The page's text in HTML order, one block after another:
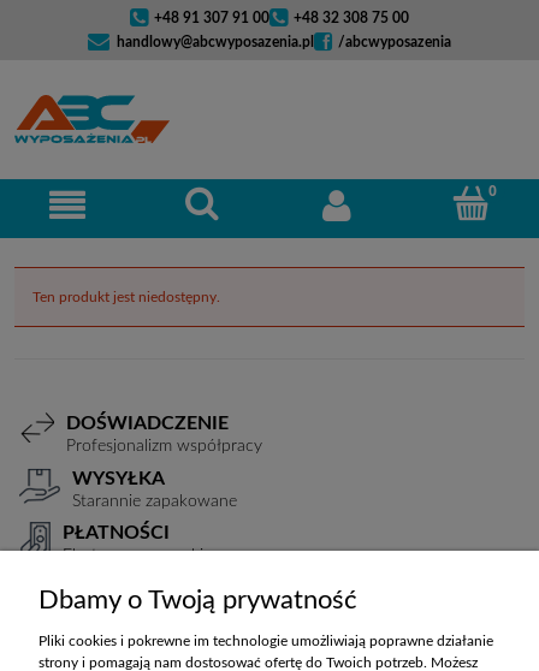
+48 91 307 91 00
+48 32 308 75 00
handlowy@abcwyposazenia.pl
/abcwyposazenia
Ten produkt jest niedostępny.
DOŚWIADCZENIE
Profesjonalizm współpracy
WYSYŁKA
Starannie zapakowane
PŁATNOŚCI
Elastyczne warunki
TRANSPORT
Koszty ustalane indywidualnie
Dbamy o Twoją prywatność
Pliki cookies i pokrewne im technologie umożliwiają poprawne działanie
strony i pomagają nam dostosować ofertę do Twoich potrzeb. Możesz